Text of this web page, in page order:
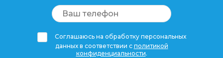
Соглашаюсь на обработку персональных
данных в соответствии с политикой
конфиденциальности.